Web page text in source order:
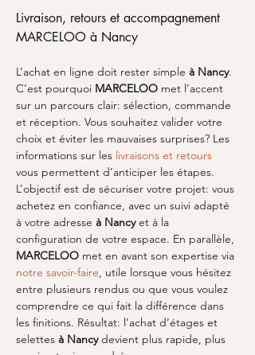
Livraison, retours et accompagnement
MARCELOO à Nancy
L’achat en ligne doit rester simple à Nancy.
C’est pourquoi MARCELOO met l’accent
sur un parcours clair: sélection, commande
et réception. Vous souhaitez valider votre
choix et éviter les mauvaises surprises? Les
informations sur les livraisons et retours
vous permettent d’anticiper les étapes.
L’objectif est de sécuriser votre projet: vous
achetez en confiance, avec un suivi adapté
à votre adresse à Nancy et à la
configuration de votre espace. En parallèle,
MARCELOO met en avant son expertise via
notre savoir-faire, utile lorsque vous hésitez
entre plusieurs rendus ou que vous voulez
comprendre ce qui fait la différence dans
les finitions. Résultat: l’achat d’étages et
selettes à Nancy devient plus rapide, plus